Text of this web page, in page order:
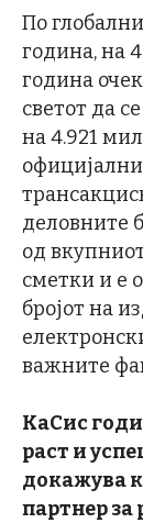
По
година, на
година
светот да
на 4.921
деловните
од
сметки и е
бројот на
важните
КаСис
раст и
докажува
партнер за